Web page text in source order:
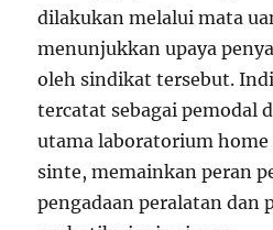
dilakukan melalui mata
menunjukkan upaya
oleh sindikat tersebut.
tercatat sebagai pemodal
utama laboratorium
sinte, memainkan peran
pengadaan peralatan dan